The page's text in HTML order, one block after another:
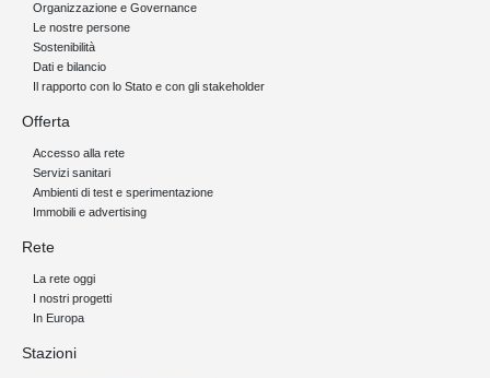
Organizzazione e Governance
Le nostre persone
Sostenibilità
Dati e bilancio
Il rapporto con lo Stato e con gli stakeholder
Offerta
Accesso alla rete
Servizi sanitari
Ambienti di test e sperimentazione
Immobili e advertising
Rete
La rete oggi
I nostri progetti
In Europa
Stazioni